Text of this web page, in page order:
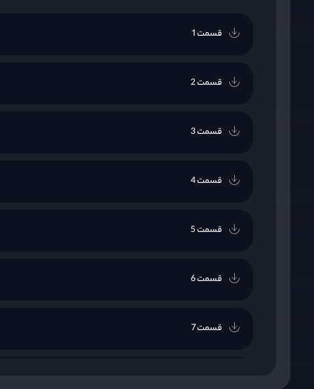
قسمت 1
قسمت 2
قسمت 3
قسمت 4
قسمت 5
قسمت 6
قسمت 7